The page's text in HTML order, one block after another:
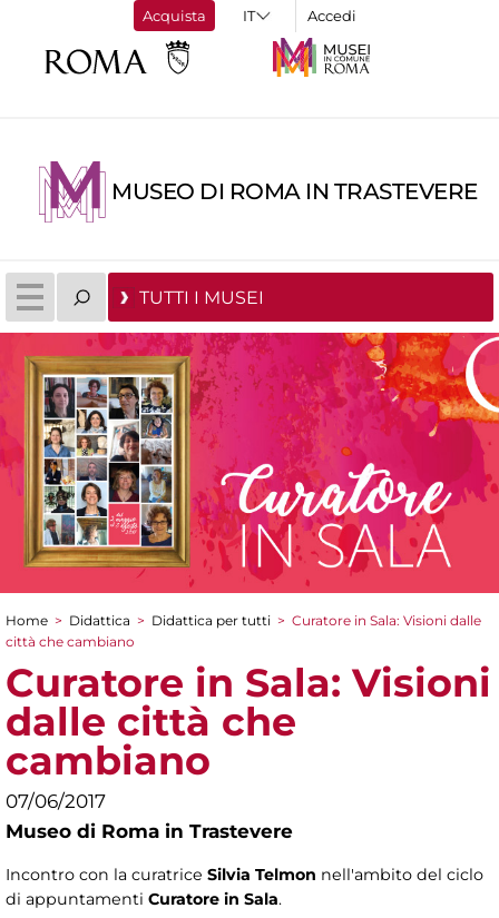
Acquista Accedi
MUSEO DI ROMA IN TRASTEVERE
TUTTI I MUSEI
Tu sei qui
Home > Didattica > Didattica per tutti > Curatore in Sala: Visioni dalle
città che cambiano
Curatore in Sala: Visioni
dalle città che
cambiano
07/06/2017
Museo di Roma in Trastevere
Incontro con la curatrice Silvia Telmon nell'ambito del ciclo
di appuntamenti Curatore in Sala.